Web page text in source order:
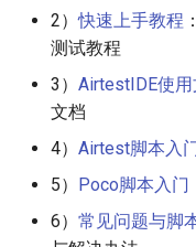
2）快速上手教程
测试教程
3） AirtestIDE使用
文档
4） Airtest脚本入
5） Poco脚本入门
6） 常见问题与脚